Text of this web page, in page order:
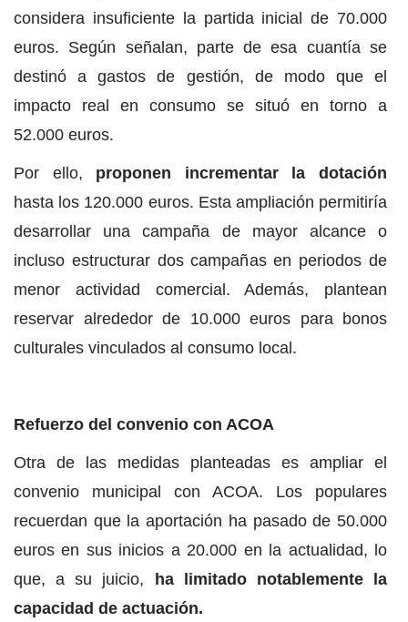
considera insuficiente la partida inicial de 70.000
euros. Según señalan, parte de esa cuantía se
destinó a gastos de gestión, de modo que el
impacto real en consumo se situó en torno a
52.000 euros.
Por ello, proponen incrementar la dotación
hasta los 120.000 euros. Esta ampliación permitiría
desarrollar una campaña de mayor alcance o
incluso estructurar dos campañas en periodos de
menor actividad comercial. Además, plantean
reservar alrededor de 10.000 euros para bonos
culturales vinculados al consumo local.
Refuerzo del convenio con ACOA
Otra de las medidas planteadas es ampliar el
convenio municipal con ACOA. Los populares
recuerdan que la aportación ha pasado de 50.000
euros en sus inicios a 20.000 en la actualidad, lo
que, a su juicio,
ha limitado notablemente la
capacidad de actuación.